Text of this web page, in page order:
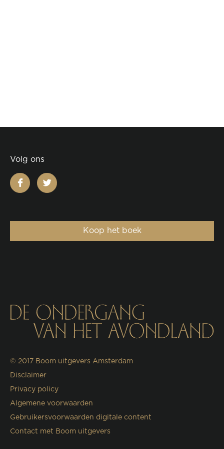
Volg ons
facebooktwitter
Koop het boek
© 2017 Boom uitgevers Amsterdam
Disclaimer
Privacy policy
Algemene voorwaarden
Gebruikersvoorwaarden digitale content
Contact met Boom uitgevers